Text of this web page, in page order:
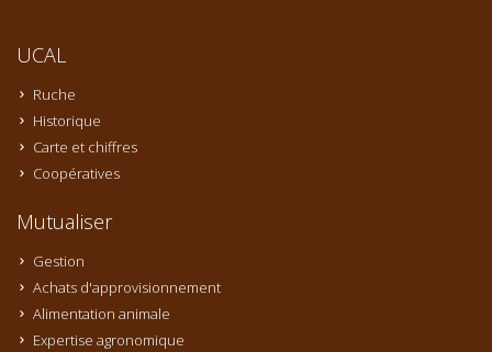
UCAL
Ruche
Historique
Carte et chiffres
Coopératives
Mutualiser
Gestion
Achats d'approvisionnement
Alimentation animale
Expertise agronomique